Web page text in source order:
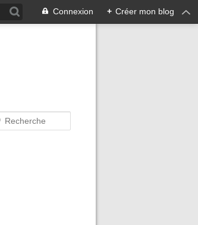
Connexion + Créer mon blog